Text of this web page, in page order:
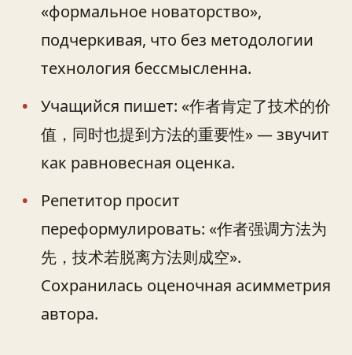
«формальное новаторство»,
подчеркивая, что без методологии
технология бессмысленна.
Учащийся пишет: «作者肯定了技术的价
值，同时也提到方法的重要性» — звучит
как равновесная оценка.
Репетитор просит
переформулировать: «作者强调方法为
先，技术若脱离方法则成空».
Сохранилась оценочная асимметрия
автора.